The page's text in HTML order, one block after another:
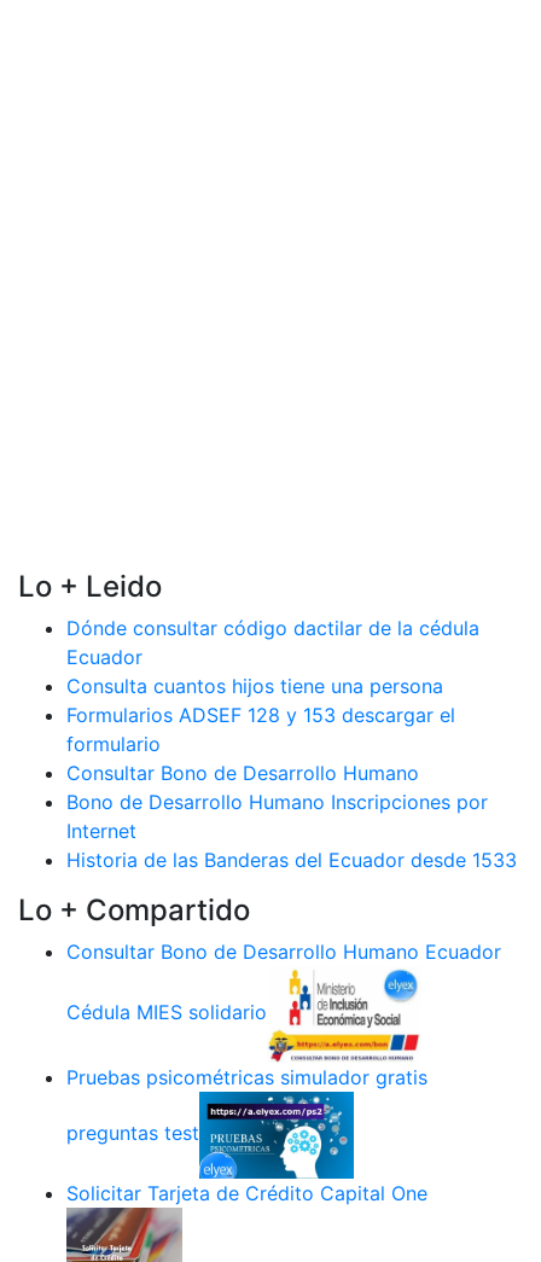
Lo + Leido
Dónde consultar código dactilar de la cédula
Ecuador
Consulta cuantos hijos tiene una persona
Formularios ADSEF 128 y 153 descargar el
formulario
Consultar Bono de Desarrollo Humano
Bono de Desarrollo Humano Inscripciones por
Internet
Historia de las Banderas del Ecuador desde 1533
Lo + Compartido
Consultar Bono de Desarrollo Humano Ecuador
Cédula MIES solidario
Pruebas psicométricas simulador gratis
preguntas test
Solicitar Tarjeta de Crédito Capital One